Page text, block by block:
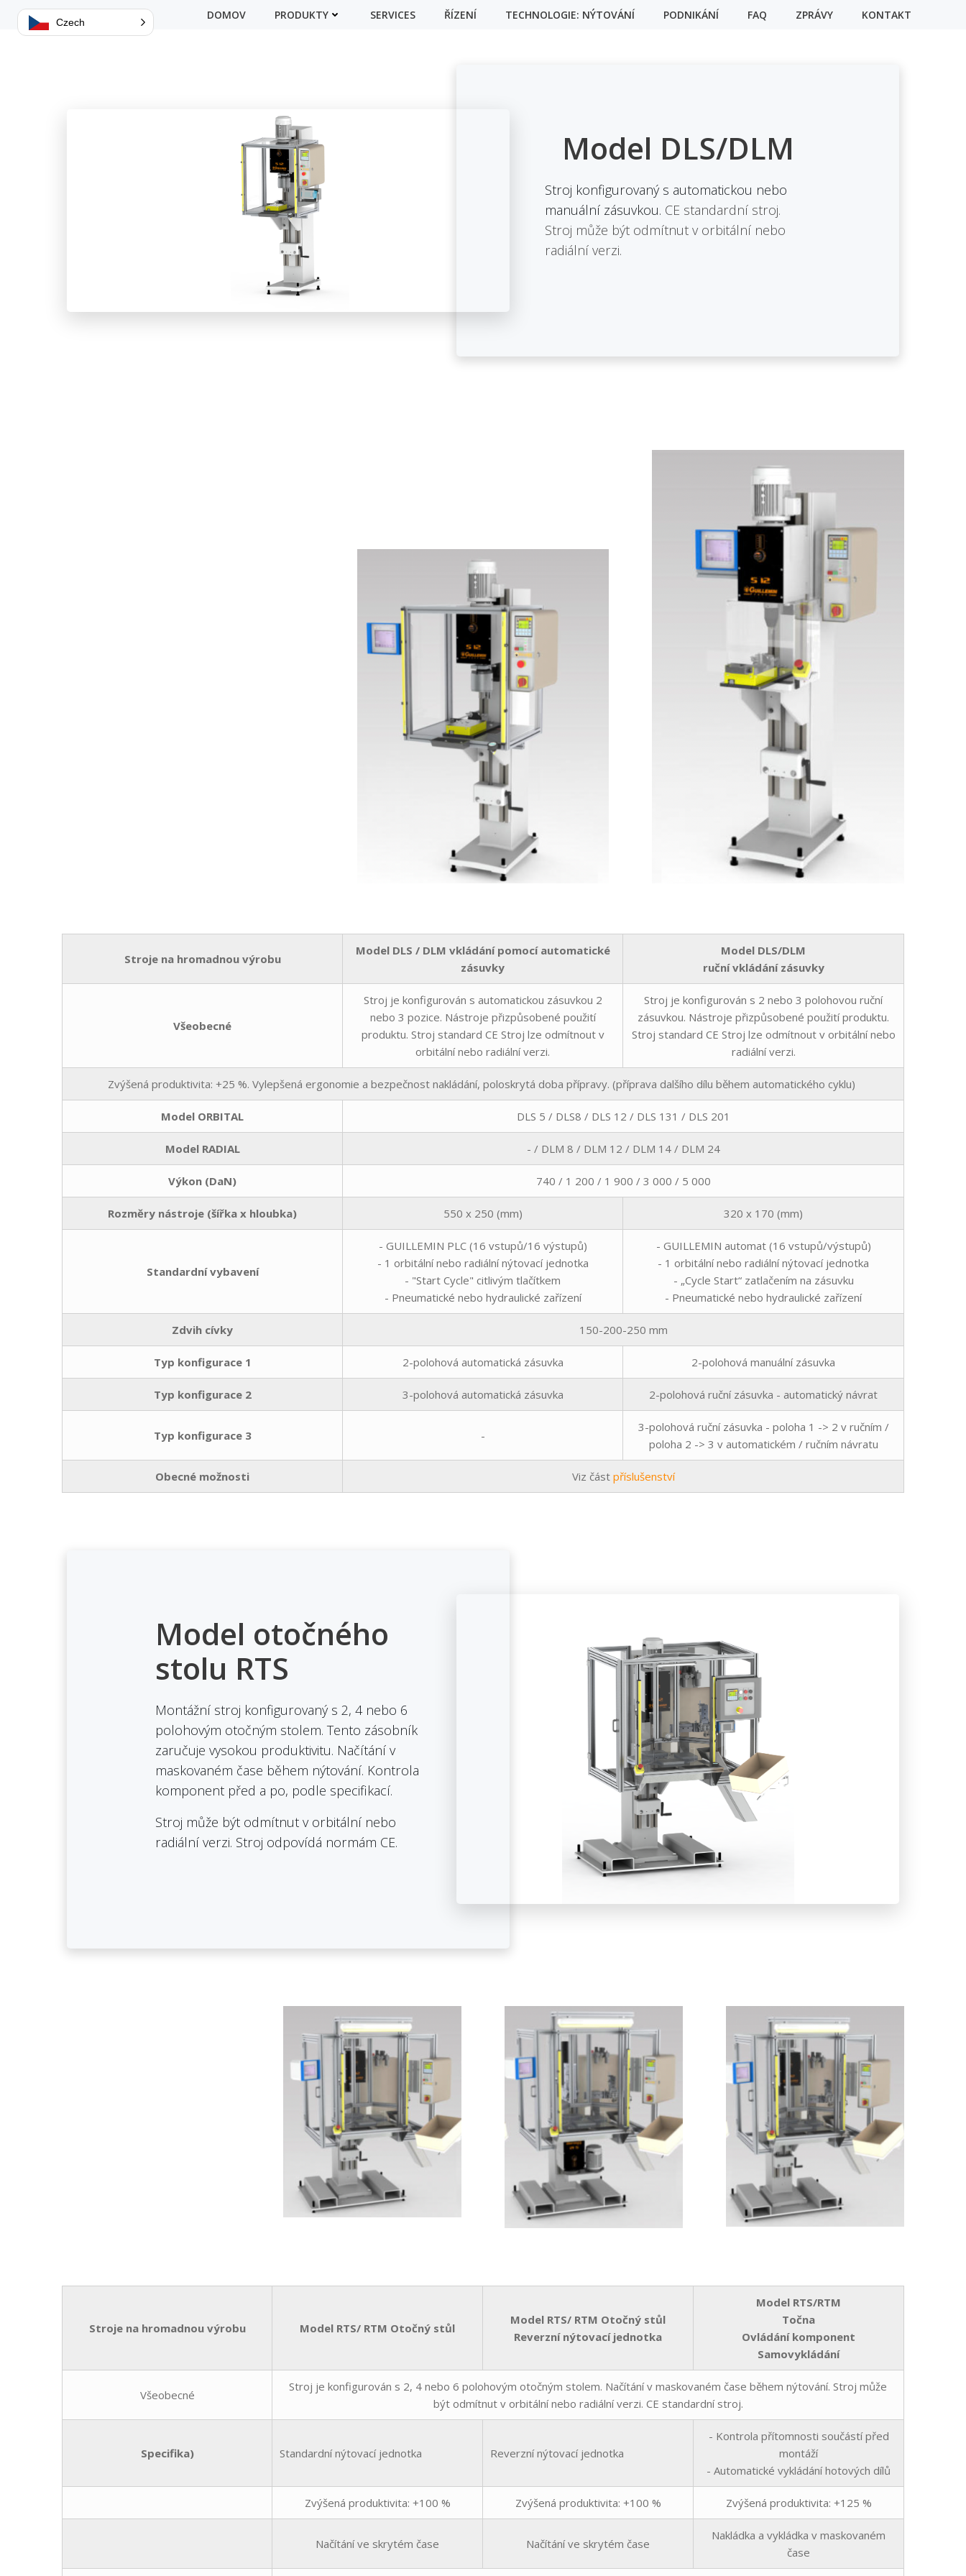
Přejít
DOMOV PRODUKTY SERVICES ŘÍZENÍ TECHNOLOGIE: NÝTOVÁNÍ PODNIKÁNÍ FAQ ZPRÁVY KONTAKT
Model DLS/DLM
Stroj konfigurovaný s automatickou nebo
manuální zásuvkou. CE standardní stroj.
Stroj může být odmítnut v orbitální nebo
radiální verzi.
Stroje na hromadnou výrobu
Model DLS / DLM vkládání pomocí automatické
zásuvky
Model DLS/DLM
ruční vkládání zásuvky
Všeobecné
Stroj je konfigurován s automatickou zásuvkou 2
nebo 3 pozice. Nástroje přizpůsobené použití
produktu. Stroj standard CE Stroj lze odmítnout v
orbitální nebo radiální verzi.
Stroj je konfigurován s 2 nebo 3 polohovou ruční
zásuvkou. Nástroje přizpůsobené použití produktu.
Stroj standard CE Stroj lze odmítnout v orbitální nebo
radiální verzi.
Zvýšená produktivita: +25 %. Vylepšená ergonomie a bezpečnost nakládání, poloskrytá doba přípravy. (příprava dalšího dílu během automatického cyklu)
Model ORBITAL DLS 5 / DLS8 / DLS 12 / DLS 131 / DLS 201
Model RADIAL - / DLM 8 / DLM 12 / DLM 14 / DLM 24
Výkon (DaN) 740 / 1 200 / 1 900 / 3 000 / 5 000
Rozměry nástroje (šířka x hloubka) 550 x 250 (mm) 320 x 170 (mm)
Standardní vybavení
- GUILLEMIN PLC (16 vstupů/16 výstupů)
- 1 orbitální nebo radiální nýtovací jednotka
- "Start Cycle" citlivým tlačítkem
- Pneumatické nebo hydraulické zařízení
- GUILLEMIN automat (16 vstupů/výstupů)
- 1 orbitální nebo radiální nýtovací jednotka
- „Cycle Start“ zatlačením na zásuvku
- Pneumatické nebo hydraulické zařízení
Zdvih cívky 150-200-250 mm
Typ konfigurace 1 2-polohová automatická zásuvka 2-polohová manuální zásuvka
Typ konfigurace 2 3-polohová automatická zásuvka 2-polohová ruční zásuvka - automatický návrat
Typ konfigurace 3 -
3-polohová ruční zásuvka - poloha 1 -> 2 v ručním /
poloha 2 -> 3 v automatickém / ručním návratu
Obecné možnosti Viz část příslušenství
Model otočného
stolu RTS
Montážní stroj konfigurovaný s 2, 4 nebo 6
polohovým otočným stolem. Tento zásobník
zaručuje vysokou produktivitu. Načítání v
maskovaném čase během nýtování. Kontrola
komponent před a po, podle specifikací.
Stroj může být odmítnut v orbitální nebo
radiální verzi. Stroj odpovídá normám CE.
Stroje na hromadnou výrobu Model RTS/ RTM Otočný stůl
Model RTS/ RTM Otočný stůl
Reverzní nýtovací jednotka
Model RTS/RTM
Točna
Ovládání komponent
Samovykládání
Všeobecné
Stroj je konfigurován s 2, 4 nebo 6 polohovým otočným stolem. Načítání v maskovaném čase během nýtování. Stroj může
být odmítnut v orbitální nebo radiální verzi. CE standardní stroj.
Specifika) Standardní nýtovací jednotka Reverzní nýtovací jednotka
- Kontrola přítomnosti součástí před
montáží
- Automatické vykládání hotových dílů
Zvýšená produktivita: +100 % Zvýšená produktivita: +100 % Zvýšená produktivita: +125 %
Načítání ve skrytém čase Načítání ve skrytém čase
Nakládka a vykládka v maskovaném
čase
Czech